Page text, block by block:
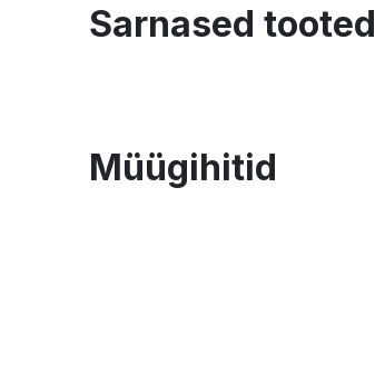
Sarnased tooted
Müügihitid